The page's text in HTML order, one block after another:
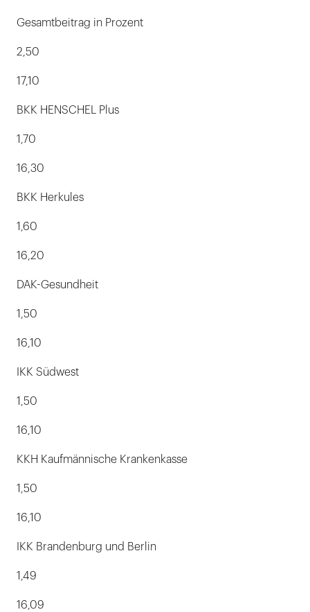
Gesamtbeitrag in Prozent
2,50
17,10
BKK HENSCHEL Plus
1,70
16,30
BKK Herkules
1,60
16,20
DAK-Gesundheit
1,50
16,10
IKK Südwest
1,50
16,10
KKH Kaufmännische Krankenkasse
1,50
16,10
IKK Brandenburg und Berlin
1,49
16,09